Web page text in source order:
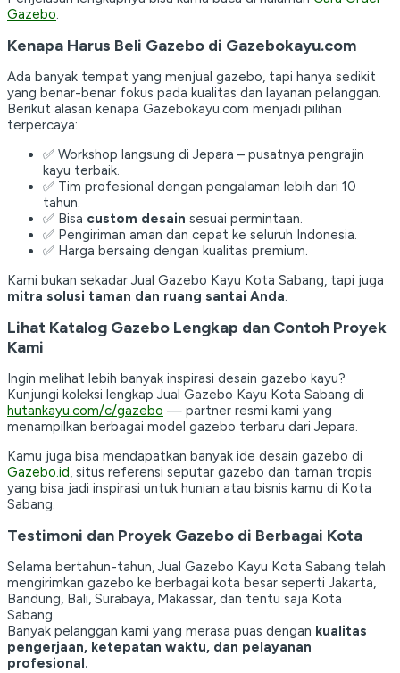
Gazebo.
Kenapa Harus Beli Gazebo di Gazebokayu.com
Ada banyak tempat yang menjual gazebo, tapi hanya sedikit
yang benar-benar fokus pada kualitas dan layanan pelanggan.
Berikut alasan kenapa Gazebokayu.com menjadi pilihan
terpercaya:
✅ Workshop langsung di Jepara – pusatnya pengrajin
kayu terbaik.
✅ Tim profesional dengan pengalaman lebih dari 10
tahun.
✅ Bisa custom desain sesuai permintaan.
✅ Pengiriman aman dan cepat ke seluruh Indonesia.
✅ Harga bersaing dengan kualitas premium.
Kami bukan sekadar Jual Gazebo Kayu Kota Sabang, tapi juga
mitra solusi taman dan ruang santai Anda.
Lihat Katalog Gazebo Lengkap dan Contoh Proyek
Kami
Ingin melihat lebih banyak inspirasi desain gazebo kayu?
Kunjungi koleksi lengkap Jual Gazebo Kayu Kota Sabang di
hutankayu.com/c/gazebo — partner resmi kami yang
menampilkan berbagai model gazebo terbaru dari Jepara.
Kamu juga bisa mendapatkan banyak ide desain gazebo di
Gazebo.id, situs referensi seputar gazebo dan taman tropis
yang bisa jadi inspirasi untuk hunian atau bisnis kamu di Kota
Sabang.
Testimoni dan Proyek Gazebo di Berbagai Kota
Selama bertahun-tahun, Jual Gazebo Kayu Kota Sabang telah
mengirimkan gazebo ke berbagai kota besar seperti Jakarta,
Bandung, Bali, Surabaya, Makassar, dan tentu saja Kota
Sabang.
Banyak pelanggan kami yang merasa puas dengan kualitas
pengerjaan, ketepatan waktu, dan pelayanan
profesional.